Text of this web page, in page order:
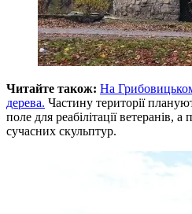
Читайте також: На
дерева. Частину території
поле для реабілітації ветеранів,
сучасних скульптур.